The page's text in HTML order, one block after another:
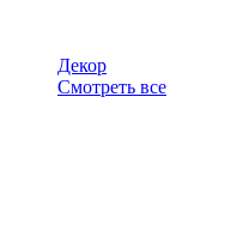
Декор
Смотреть все